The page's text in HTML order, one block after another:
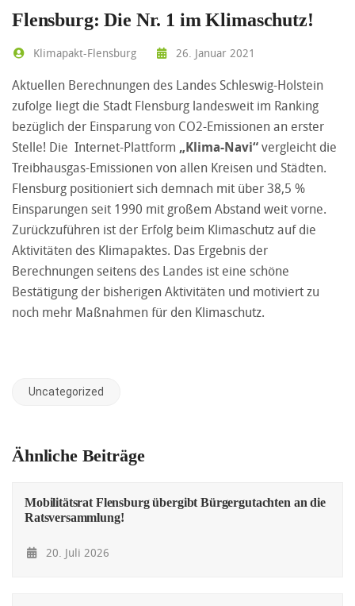
Flensburg: Die Nr. 1 im Klimaschutz!
Klimapakt-Flensburg 26. Januar 2021
Aktuellen Berechnungen des Landes Schleswig-Holstein
zufolge liegt die Stadt Flensburg landesweit im Ranking
bezüglich der Einsparung von CO2-Emissionen an erster
Stelle! Die Internet-Plattform „Klima-Navi“vergleicht die
Treibhausgas-Emissionen von allen Kreisen und Städten.
Flensburg positioniert sich demnach mit über 38,5 %
Einsparungen seit 1990 mit großem Abstand weit vorne.
Zurückzuführen ist der Erfolg beim Klimaschutz auf die
Aktivitäten des Klimapaktes. Das Ergebnis der
Berechnungen seitens des Landes ist eine schöne
Bestätigung der bisherigen Aktivitäten und motiviert zu
noch mehr Maßnahmen für den Klimaschutz.
Uncategorized
Ähnliche Beiträge
Mobilitätsrat Flensburg übergibt Bürgergutachten an die
Ratsversammlung!
20. Juli 2026